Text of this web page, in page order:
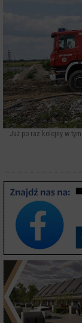
Już po raz kolejny w